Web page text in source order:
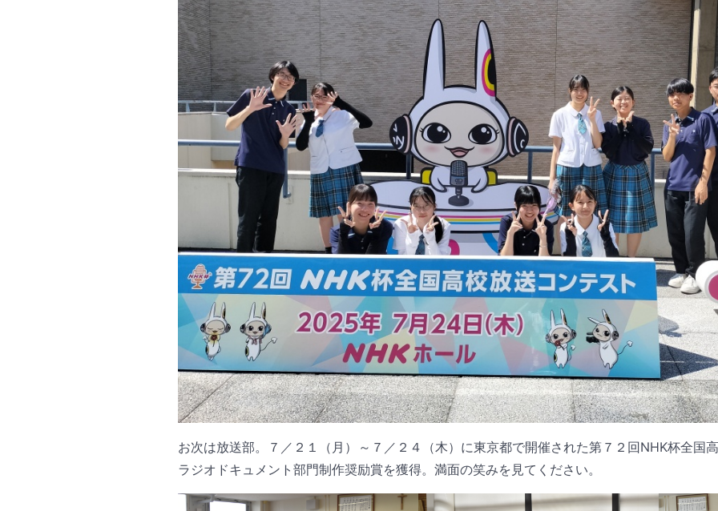
お次は放送部。７／２１（月）～７／２４（木）に東京都で開催された第７２回NHK杯全国
ラジオドキュメント部門制作奨励賞を獲得。満面の笑みを見てください。